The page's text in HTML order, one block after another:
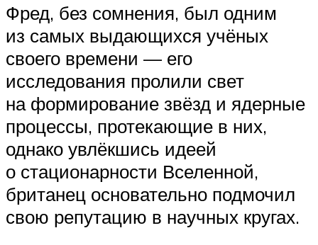
Фред, без сомнения, был одним
из самых выдающихся учёных
своего времени — его
исследования пролили свет
на формирование звёзд и ядерные
процессы, протекающие в них,
однако увлёкшись идеей
о стационарности Вселенной,
британец основательно подмочил
свою репутацию в научных кругах.